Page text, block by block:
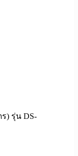
) รุ่น DS-